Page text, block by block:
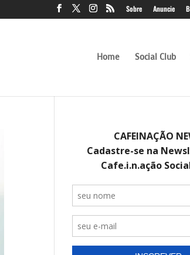
Sobre Anuncie
Home Social Club